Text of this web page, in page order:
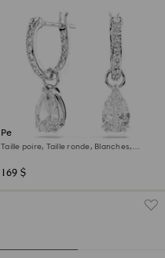
Pendants d'oreilles Stilla
Taille poire, Taille ronde, Blanches,
169 $